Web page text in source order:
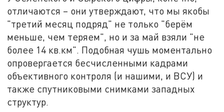
отличаются – они утверждают, что мы якобы
"третий месяц подряд" не только "берём
меньше, чем теряем", но и за май взяли "не
более 14 кв.км". Подобная чушь моментально
опровергается бесчисленными кадрами
объективного контроля (и нашими, и ВСУ) и
также спутниковыми снимками западных
структур.